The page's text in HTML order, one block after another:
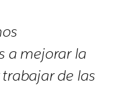
a mejorar la
de las